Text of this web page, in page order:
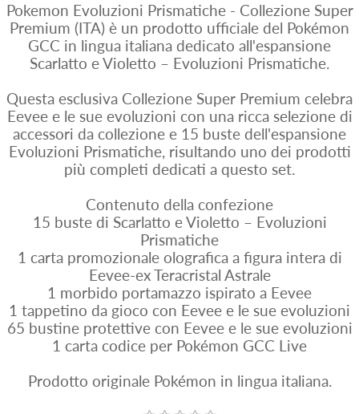
Pokemon Evoluzioni Prismatiche - Collezione Super
Premium (ITA) è un prodotto ufficiale del Pokémon
GCC in lingua italiana dedicato all'espansione
Scarlatto e Violetto – Evoluzioni Prismatiche.
Questa esclusiva Collezione Super Premium celebra
Eevee e le sue evoluzioni con una ricca selezione di
accessori da collezione e 15 buste dell'espansione
Evoluzioni Prismatiche, risultando uno dei prodotti
più completi dedicati a questo set.
Contenuto della confezione
15 buste di Scarlatto e Violetto – Evoluzioni
Prismatiche
1 carta promozionale olografica a figura intera di
Eevee-ex Teracristal Astrale
1 morbido portamazzo ispirato a Eevee
1 tappetino da gioco con Eevee e le sue evoluzioni
65 bustine protettive con Eevee e le sue evoluzioni
1 carta codice per Pokémon GCC Live
Prodotto originale Pokémon in lingua italiana.